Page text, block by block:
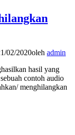
02/2020oleh admin
hasil yang
sebuah contoh audio
menghilangkan